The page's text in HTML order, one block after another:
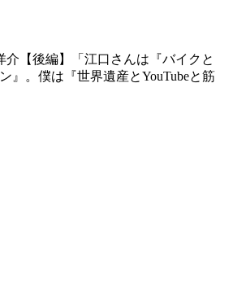
介【後編】「江口さんは『バイクと
』。僕は『世界遺産とYouTubeと筋